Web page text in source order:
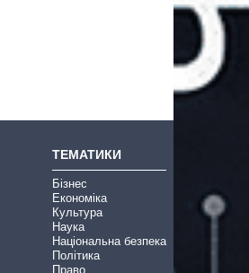
ТЕМАТИКИ
Бізнес
Економіка
Культура
Наука
Національна безпека
Політика
Право